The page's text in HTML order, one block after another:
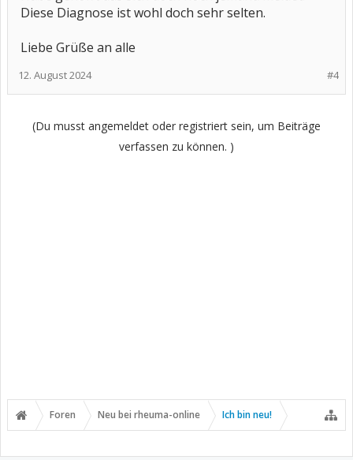
Diese Diagnose ist wohl doch sehr selten.
Liebe Grüße an alle
#4
12. August 2024
(Du musst angemeldet oder registriert sein, um Beiträge
verfassen zu können. )
Foren Neu bei rheuma-online Ich bin neu!